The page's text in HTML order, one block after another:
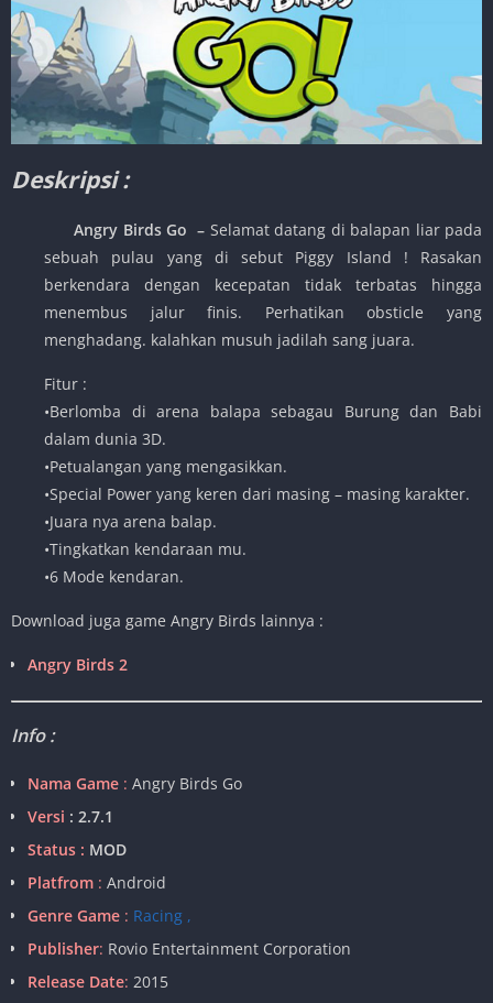
Deskripsi :
Angry Birds Go – Selamat datang di balapan liar pada
sebuah pulau yang di sebut Piggy Island ! Rasakan
berkendara dengan kecepatan tidak terbatas hingga
menembus jalur finis. Perhatikan obsticle yang
menghadang. kalahkan musuh jadilah sang juara.
Fitur :
•Berlomba di arena balapa sebagau Burung dan Babi
dalam dunia 3D.
•Petualangan yang mengasikkan.
•Special Power yang keren dari masing – masing karakter.
•Juara nya arena balap.
•Tingkatkan kendaraan mu.
•6 Mode kendaran.
Download juga game Angry Birds lainnya :
Angry Birds 2
Info :
Nama Game : Angry Birds Go
Versi : 2.7.1
Status : MOD
Platfrom : Android
Genre Game : Racing ,
Publisher: Rovio Entertainment Corporation
Release Date: 2015